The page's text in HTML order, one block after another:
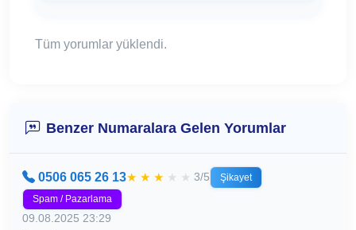
Tüm yorumlar yüklendi.
Benzer Numaralara Gelen Yorumlar
0506 065 26 13★ ★ ★ ★ ★ 3/5
Şikayet
Spam / Pazarlama
09.08.2025 23:29